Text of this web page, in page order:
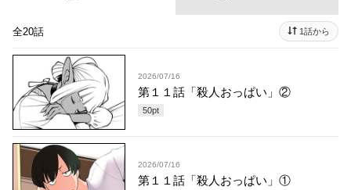
全20話 1話から
2026/07/16
第１１話「殺人おっぱい」②
50pt
2026/07/16
第１１話「殺人おっぱい」①